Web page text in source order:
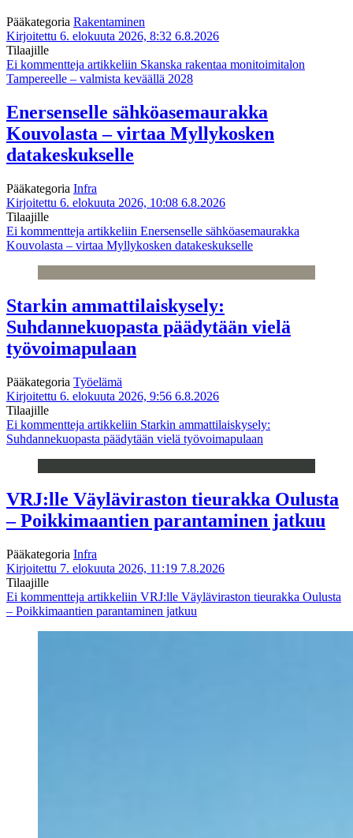
Pääkategoria Rakentaminen
Kirjoitettu 6. elokuuta 2026, 8:32 6.8.2026
Tilaajille
Ei kommentteja artikkeliin Skanska rakentaa monitoimitalon
Tampereelle – valmista keväällä 2028
Enersenselle sähköasemaurakka
Kouvolasta – virtaa Myllykosken
datakeskukselle
Pääkategoria Infra
Kirjoitettu 6. elokuuta 2026, 10:08 6.8.2026
Tilaajille
Ei kommentteja artikkeliin Enersenselle sähköasemaurakka
Kouvolasta – virtaa Myllykosken datakeskukselle
Starkin ammattilaiskysely:
Suhdannekuopasta päädytään vielä
työvoimapulaan
Pääkategoria Työelämä
Kirjoitettu 6. elokuuta 2026, 9:56 6.8.2026
Tilaajille
Ei kommentteja artikkeliin Starkin ammattilaiskysely:
Suhdannekuopasta päädytään vielä työvoimapulaan
VRJ:lle Väyläviraston tieurakka Oulusta
– Poikkimaantien parantaminen jatkuu
Pääkategoria Infra
Kirjoitettu 7. elokuuta 2026, 11:19 7.8.2026
Tilaajille
Ei kommentteja artikkeliin VRJ:lle Väyläviraston tieurakka Oulusta
– Poikkimaantien parantaminen jatkuu